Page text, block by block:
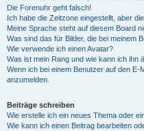
Die Forenuhr geht falsch!
Ich habe die Zeitzone eingestellt, aber
Meine Sprache steht auf diesem Board
Was sind das für Bilder, die bei meinem
Wie verwende ich einen Avatar?
Was ist mein Rang und wie kann ich ihn
Wenn ich bei einem Benutzer auf den
anzumelden.
Beiträge schreiben
Wie erstelle ich ein neues Thema oder
Wie kann ich einen Beitrag bearbeiten